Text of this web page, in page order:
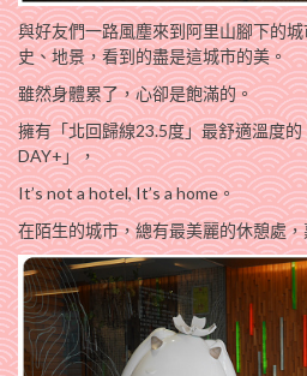
與好友們一路風塵來到阿里山腳下的
史、地景，看到的盡是這城市的美。
雖然身體累了，心卻是飽滿的。
擁有「北回歸線23.5度」最舒適溫度
DAY+」，
It’s not a hotel, It’s a home。
在陌生的城市，總有最美麗的休憩處